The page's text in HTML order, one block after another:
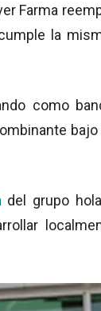
Farma
la
como
del grupo